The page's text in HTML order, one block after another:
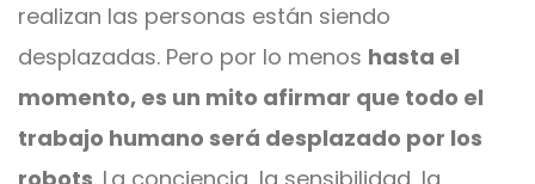
realizan las personas están siendo
desplazadas. Pero por lo menos hasta el
momento, es un mito afirmar que todo el
trabajo humano será desplazado por los